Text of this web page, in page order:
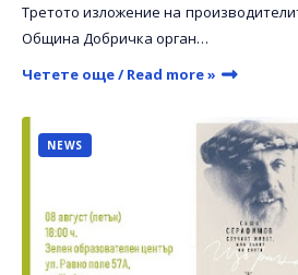
Третото изложение на
Община Добричка орган…
Четете още / Read more »
NEWS